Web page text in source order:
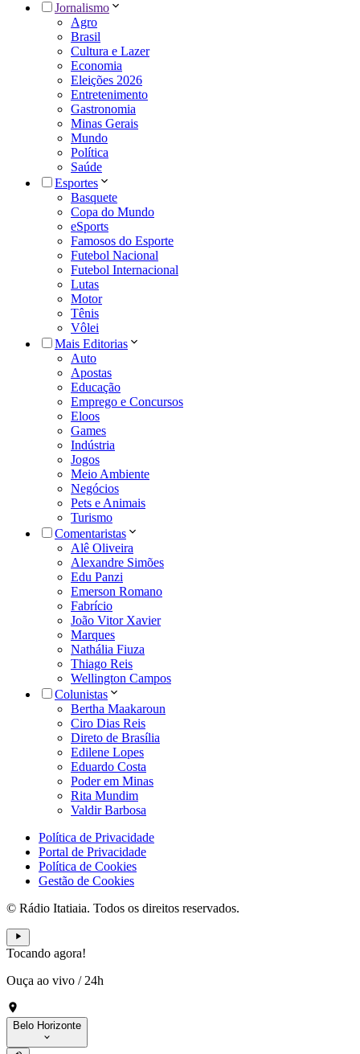
Jornalismo
Agro
Brasil
Cultura e Lazer
Economia
Eleições 2026
Entretenimento
Gastronomia
Minas Gerais
Mundo
Política
Saúde
Esportes
Basquete
Copa do Mundo
eSports
Famosos do Esporte
Futebol Nacional
Futebol Internacional
Lutas
Motor
Tênis
Vôlei
Mais Editorias
Auto
Apostas
Educação
Emprego e Concursos
Eloos
Games
Indústria
Jogos
Meio Ambiente
Negócios
Pets e Animais
Turismo
Comentaristas
Alê Oliveira
Alexandre Simões
Edu Panzi
Emerson Romano
Fabrício
João Vitor Xavier
Marques
Nathália Fiuza
Thiago Reis
Wellington Campos
Colunistas
Bertha Maakaroun
Ciro Dias Reis
Direto de Brasília
Edilene Lopes
Eduardo Costa
Poder em Minas
Rita Mundim
Valdir Barbosa
Política de Privacidade
Portal de Privacidade
Política de Cookies
Gestão de Cookies
© Rádio Itatiaia. Todos os direitos reservados.
Tocando agora!
Ouça ao vivo / 24h
Belo Horizonte